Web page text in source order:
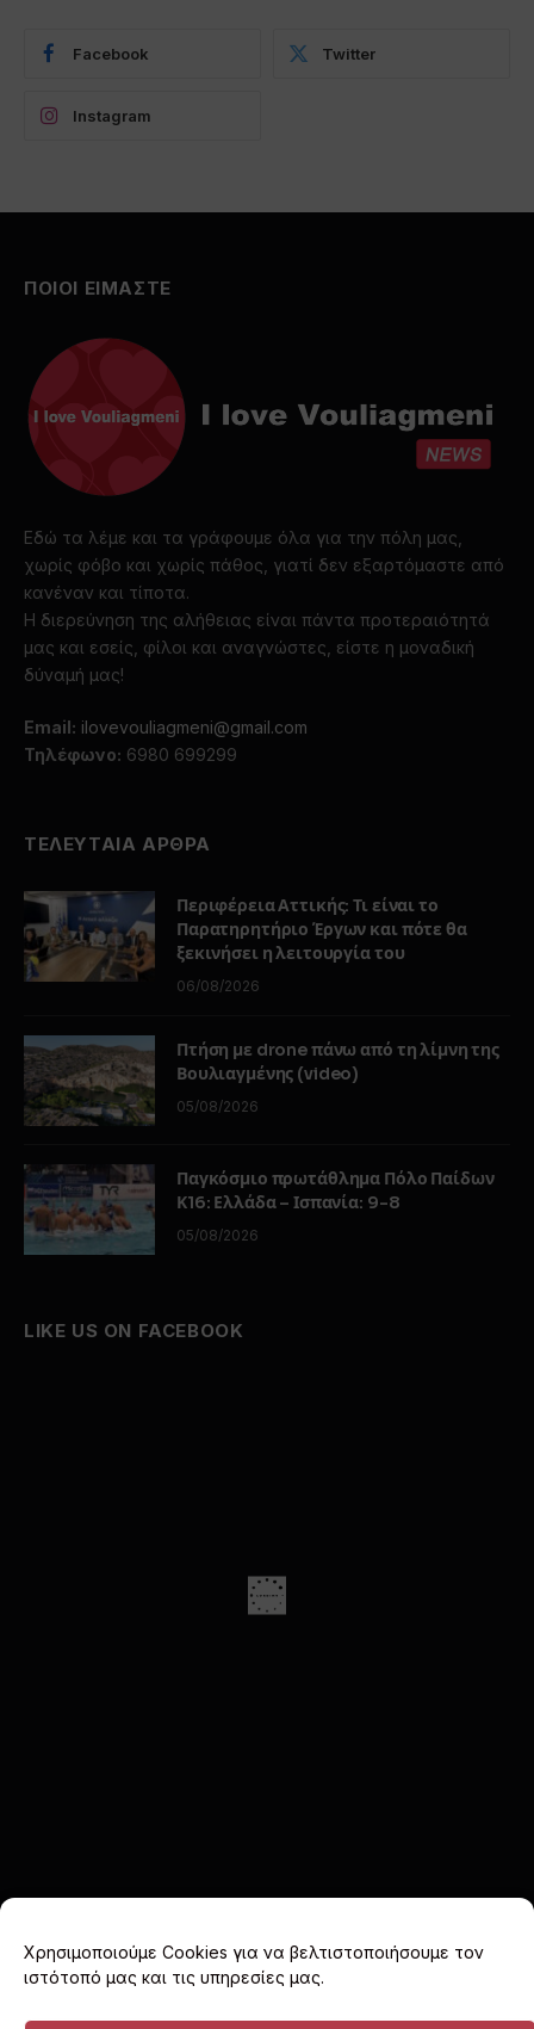
Χρησιμοποιούμε Cookies για να βελτιστοποιήσουμε τον
ιστότοπό μας και τις υπηρεσίες μας.
Facebook Twitter
Instagram
ΠΟΙΟΙ ΕΙΜΑΣΤΕ
Εδώ τα λέμε και τα γράφουμε όλα για την πόλη μας,
χωρίς φόβο και χωρίς πάθος, γιατί δεν εξαρτόμαστε από
κανέναν και τίποτα.
Η διερεύνηση της αλήθειας είναι πάντα προτεραιότητά
μας και εσείς, φίλοι και αναγνώστες, είστε η μοναδική
δύναμή μας!
Email: ilovevouliagmeni@gmail.com
Τηλέφωνο: 6980 699299
ΤΕΛΕΥΤΑΙΑ ΑΡΘΡΑ
Περιφέρεια Αττικής: Τι είναι το
Παρατηρητήριο Έργων και πότε θα
ξεκινήσει η λειτουργία του
06/08/2026
Πτήση με drone πάνω από τη λίμνη της
Βουλιαγμένης (video)
05/08/2026
Παγκόσμιο πρωτάθλημα Πόλο Παίδων
Κ16: Ελλάδα – Ισπανία: 9-8
05/08/2026
LIKE US ON FACEBOOK
(Twitter)